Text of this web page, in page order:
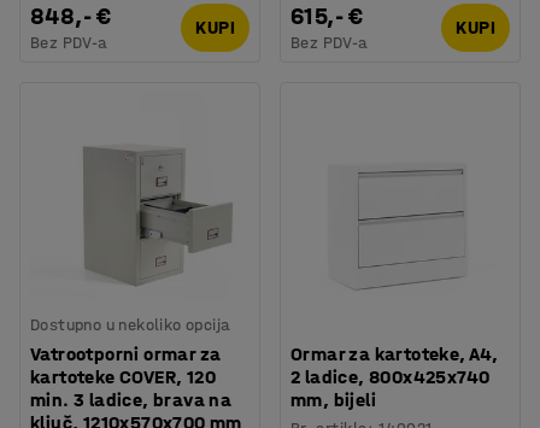
848,- €
Bez PDV-a
KUPI 615,- €
Bez PDV-a
KUPI
Dostupno u nekoliko opcija
Vatrootporni ormar za
kartoteke COVER, 120
min. 3 ladice, brava na
ključ, 1210x570x700 mm
Ormar za kartoteke, A4,
2 ladice, 800x425x740
mm, bijeli